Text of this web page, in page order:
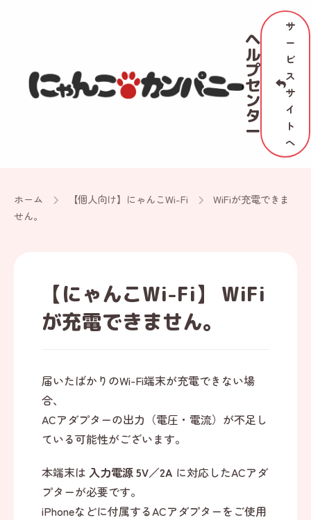
ヘ
ル
プ
セ
ン
タ
ー
サ
ー
ビ
ス
サ
イ
ト
へ
ホーム 【個人向け】にゃんこWi-Fi
WiFiが充電できま
せん。
【にゃんこWi-Fi】 WiFi
が充電できません。
届いたばかりのWi-Fi端末が充電できない場
合、
ACアダプターの出力（電圧・電流）が不足し
ている可能性がございます。
本端末は 入力電源 5V／2A に対応したACアダ
プターが必要です。
iPhoneなどに付属するACアダプターをご使用